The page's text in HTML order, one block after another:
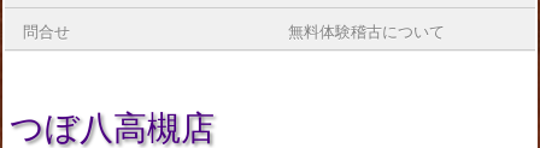
問合せ 無料体験稽古について
つぼ八高槻店